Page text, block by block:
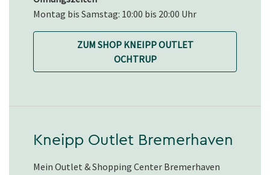
Montag bis Samstag: 10:00 bis 20:00 Uhr
ZUM SHOP KNEIPP OUTLET
OCHTRUP
Kneipp Outlet Bremerhaven
Mein Outlet & Shopping Center Bremerhaven